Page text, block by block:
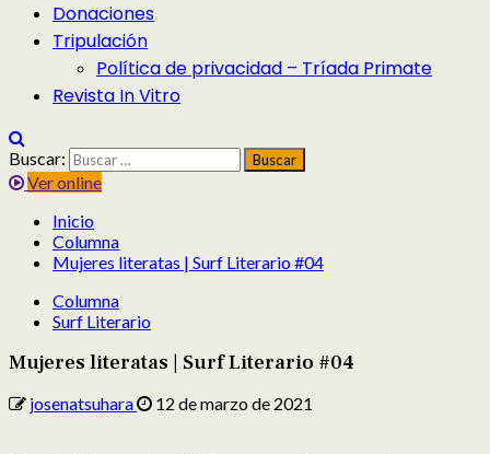
Donaciones
Tripulación
Política de privacidad – Tríada Primate
Revista In Vitro
Buscar:
Ver online
Inicio
Columna
Mujeres literatas | Surf Literario #04
Columna
Surf Literario
Mujeres literatas | Surf Literario #04
josenatsuhara 12 de marzo de 2021